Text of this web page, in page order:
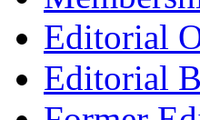
Editorial
Editorial